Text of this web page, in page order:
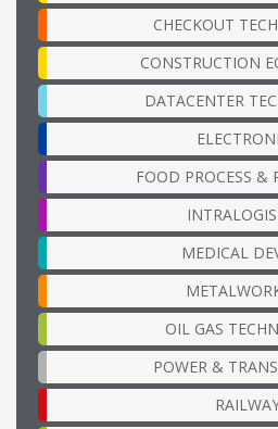
CHECKOUT
CONSTRUCTION
DATACENTER
FOOD PROCESS &
MEDICAL
OIL GAS
POWER &